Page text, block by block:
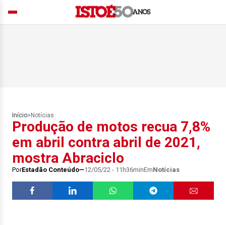
Início> Notícias
Produção de motos recua 7,8%
em abril contra abril de 2021,
mostra Abraciclo
PorEstadão Conteúdo 12/05/22 - 11h36minEmNotícias